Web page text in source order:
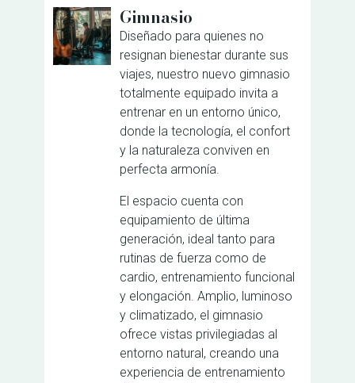
Gimnasio
Diseñado para quienes no
resignan bienestar durante sus
viajes, nuestro nuevo gimnasio
totalmente equipado invita a
entrenar en un entorno único,
donde la tecnología, el confort
y la naturaleza conviven en
perfecta armonía.
El espacio cuenta con
equipamiento de última
generación, ideal tanto para
rutinas de fuerza como de
cardio, entrenamiento funcional
y elongación. Amplio, luminoso
y climatizado, el gimnasio
ofrece vistas privilegiadas al
entorno natural, creando una
experiencia de entrenamiento